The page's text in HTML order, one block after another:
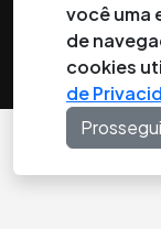
você uma
de
cookies
de